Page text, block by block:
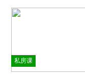
私房课